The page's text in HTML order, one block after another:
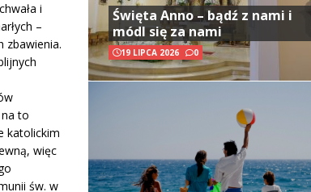
i
–
zbawienia.
to
katolickim
więc
św. w
Święta Anno – bądź z nami i
módl się za nami
19 LIPCA 2026 0